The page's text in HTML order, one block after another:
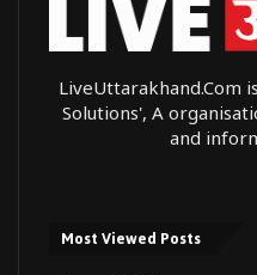
LiveUttarakhand.Com
Solutions', A
and
Most Viewed Posts